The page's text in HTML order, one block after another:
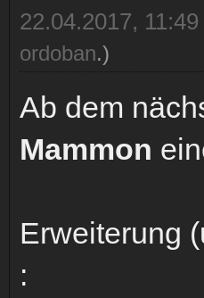
22.04.2017, 11:49
ordoban.)
Ab dem
Mammon
Erweiterung
: